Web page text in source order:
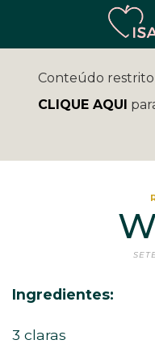
Conteúdo restrito
CLIQUE AQUI
Ingredientes:
3 claras